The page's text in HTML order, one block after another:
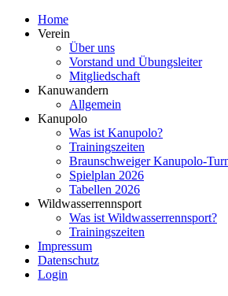
Home
Verein
Über uns
Vorstand und Übungsleiter
Mitgliedschaft
Kanuwandern
Allgemein
Kanupolo
Was ist Kanupolo?
Trainingszeiten
Braunschweiger Kanupolo-
Spielplan 2026
Tabellen 2026
Wildwasserrennsport
Was ist Wildwasserrennsport?
Trainingszeiten
Impressum
Datenschutz
Login